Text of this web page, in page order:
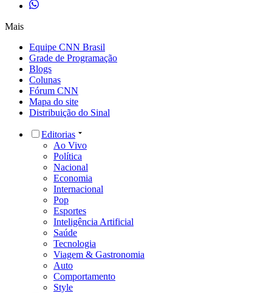
Mais
Equipe CNN Brasil
Grade de Programação
Blogs
Colunas
Fórum CNN
Mapa do site
Distribuição do Sinal
Editorias
Ao Vivo
Política
Nacional
Economia
Internacional
Pop
Esportes
Inteligência Artificial
Saúde
Tecnologia
Viagem & Gastronomia
Auto
Comportamento
Style